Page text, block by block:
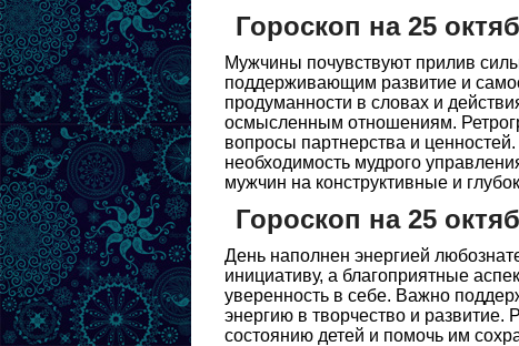
Гороскоп на 25
Мужчины почувствуют прилив
поддерживающим развитие и
продуманности в словах и
осмысленным отношениям.
вопросы партнерства и
необходимость мудрого
мужчин на конструктивные и
Гороскоп на 25
День наполнен энергией
инициативу, а благоприятные
уверенность в себе. Важно
энергию в творчество и развитие.
состоянию детей и помочь им